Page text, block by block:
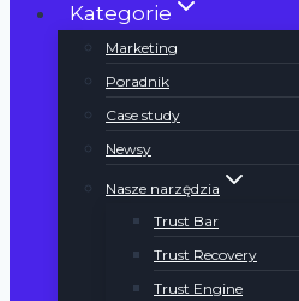
Kategorie
Marketing
Poradnik
Case study
Newsy
Nasze narzędzia
Trust Bar
Trust Recovery
Trust Engine